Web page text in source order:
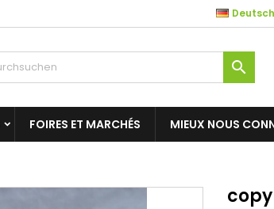
Deutsch

FOIRES ET MARCHÉS MIEUX NOUS